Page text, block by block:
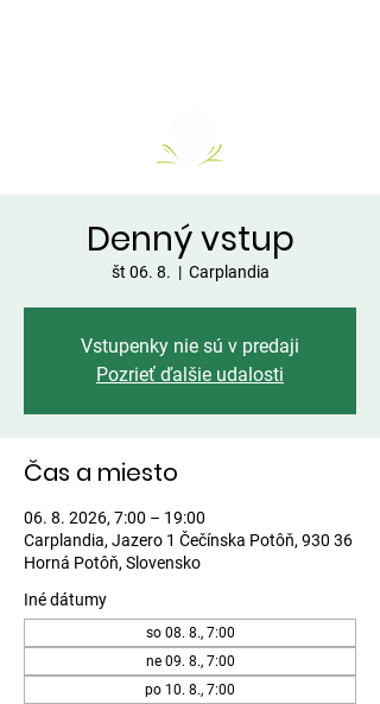
Denný vstup
št 06. 8.
  |
Carplandia
Vstupenky nie sú v predaji
Pozrieť ďalšie udalosti
Čas a miesto
06. 8. 2026, 7:00 – 19:00
Carplandia, Jazero 1 Čečínska Potôň, 930 36
Horná Potôň, Slovensko
Iné dátumy
so 08. 8., 7:00
ne 09. 8., 7:00
po 10. 8., 7:00